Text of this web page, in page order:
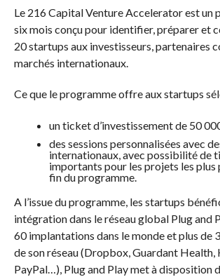
Le 216 Capital Venture Accelerator est un
six mois conçu pour identifier, préparer et
20 startups aux investisseurs, partenaires
marchés internationaux.
Ce que le programme offre aux startups
un ticket d’investissement de 50
des sessions personnalisées avec
internationaux, avec possibilité de
importants pour les projets les plus
fin du programme.
A l’issue du programme, les startups
intégration dans le réseau global Plug and
60 implantations dans le monde et plus de
de son réseau (Dropbox, Guardant Health,
PayPal…), Plug and Play met à disposition